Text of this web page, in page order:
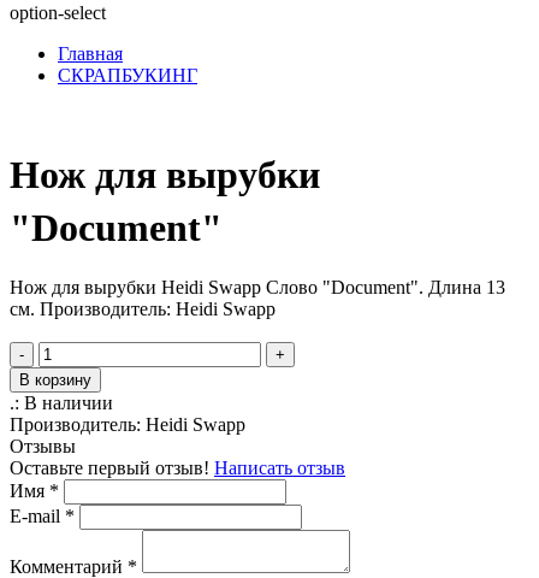
option-select
Главная
СКРАПБУКИНГ
Нож для вырубки
"Document"
Нож для вырубки Heidi Swapp Слово "Document". Длина 13
см. Производитель: Heidi Swapp
-
+
В корзину
.: В наличии
Производитель: Heidi Swapp
Отзывы
Оставьте первый отзыв! Написать отзыв
Имя *
E-mail *
Комментарий *